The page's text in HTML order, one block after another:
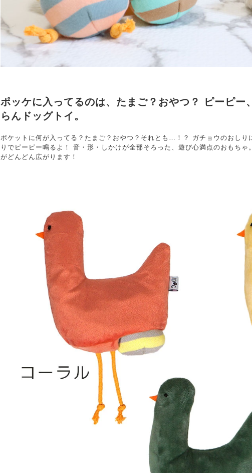
ポッケに入ってるのは、たまご？おやつ？ ピーピー
らんドッグトイ。
ポケットに何が入ってる？たまご？おやつ？それとも…！？ ガチョウのおしり
りでピーピー鳴るよ！ 音・形・しかけが全部そろった、遊び心満点のおもち
がどんどん広がります！